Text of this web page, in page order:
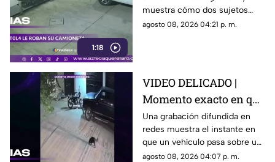
1:18
su camioneta
muestra cómo dos sujetos
obligaron a un conductor y a
agosto 08, 2026 04:21 p. m.
VIDEO DELICADO |
Momento exacto en que
camioneta atropella a
un perro y conductor
escapa
Una grabación difundida en
redes muestra el instante en
que un vehículo pasa sobre un
perro y continúa su camino sin
agosto 08, 2026 04:07 p. m.